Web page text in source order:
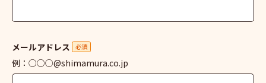
メールアドレス 必須
例：○○○@shimamura.co.jp